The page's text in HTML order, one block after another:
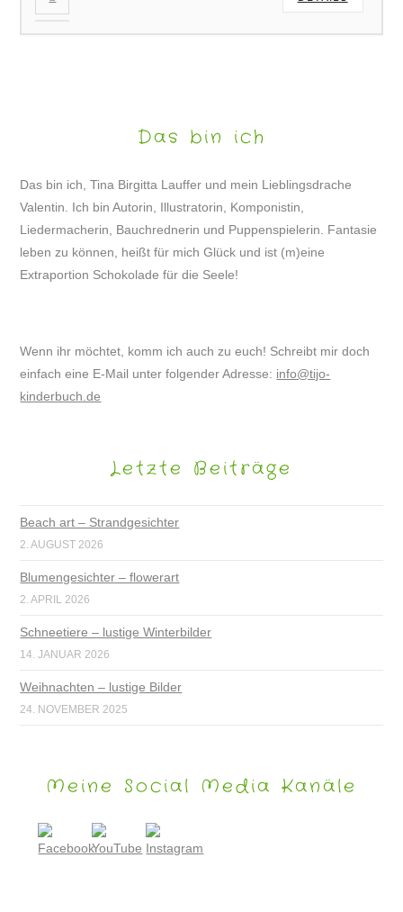
Das bin ich
Das bin ich, Tina Birgitta Lauffer und mein Lieblingsdrache
Valentin. Ich bin Autorin, Illustratorin, Komponistin,
Liedermacherin, Bauchrednerin und Puppenspielerin. Fantasie
leben zu können, heißt für mich Glück und ist (m)eine
Extraportion Schokolade für die Seele!
Wenn ihr möchtet, komm ich auch zu euch! Schreibt mir doch
einfach eine E-Mail unter folgender Adresse: info@tijo-
kinderbuch.de
Letzte Beiträge
Beach art – Strandgesichter
2. AUGUST 2026
Blumengesichter – flowerart
2. APRIL 2026
Schneetiere – lustige Winterbilder
14. JANUAR 2026
Weihnachten – lustige Bilder
24. NOVEMBER 2025
Meine Social Media Kanäle